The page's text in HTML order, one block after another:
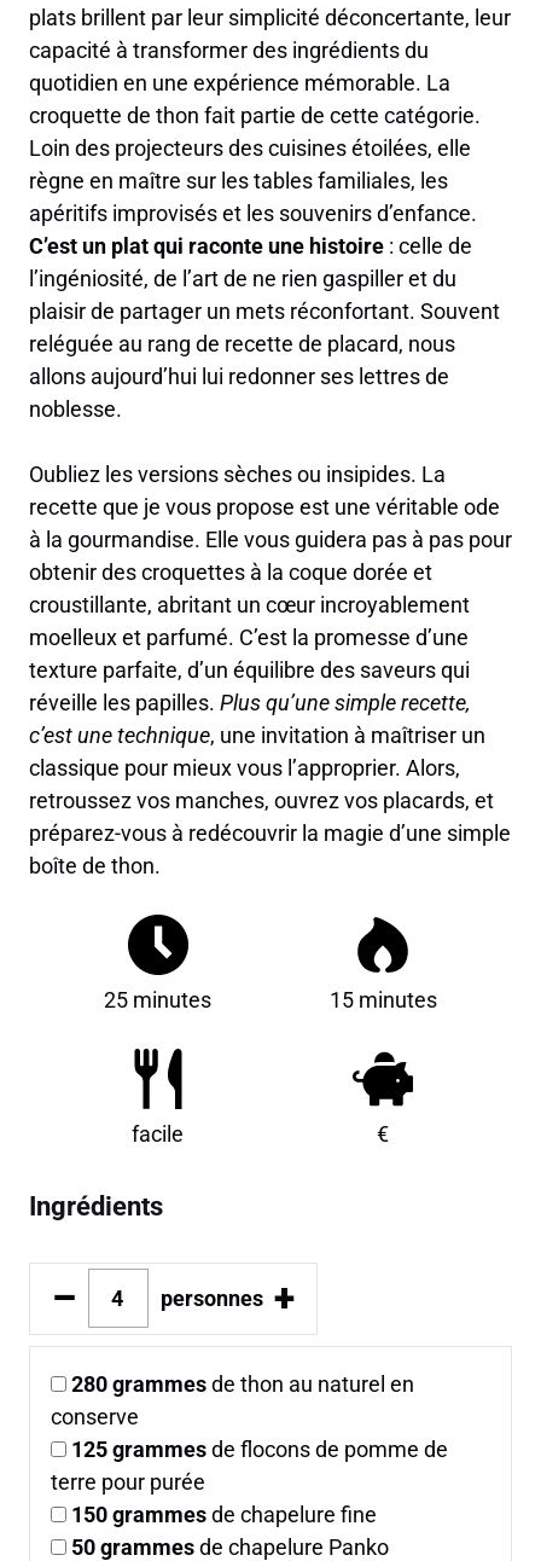
plats brillent par leur simplicité déconcertante, leur
capacité à transformer des ingrédients du
quotidien en une expérience mémorable. La
croquette de thon fait partie de cette catégorie.
Loin des projecteurs des cuisines étoilées, elle
règne en maître sur les tables familiales, les
apéritifs improvisés et les souvenirs d’enfance.
C’est un plat qui raconte une histoire : celle de
l’ingéniosité, de l’art de ne rien gaspiller et du
plaisir de partager un mets réconfortant. Souvent
reléguée au rang de recette de placard, nous
allons aujourd’hui lui redonner ses lettres de
noblesse.
Oubliez les versions sèches ou insipides. La
recette que je vous propose est une véritable ode
à la gourmandise. Elle vous guidera pas à pas pour
obtenir des croquettes à la coque dorée et
croustillante, abritant un cœur incroyablement
moelleux et parfumé. C’est la promesse d’une
texture parfaite, d’un équilibre des saveurs qui
réveille les papilles. Plus qu’une simple recette,
c’est une technique, une invitation à maîtriser un
classique pour mieux vous l’approprier. Alors,
retroussez vos manches, ouvrez vos placards, et
préparez-vous à redécouvrir la magie d’une simple
boîte de thon.
25 minutes 15 minutes
facile €
Ingrédients
– personnes +
280grammesde thon au naturel en
conserve
125grammesde flocons de pomme de
terre pour purée
150grammesde chapelure fine
50grammesde chapelure Panko